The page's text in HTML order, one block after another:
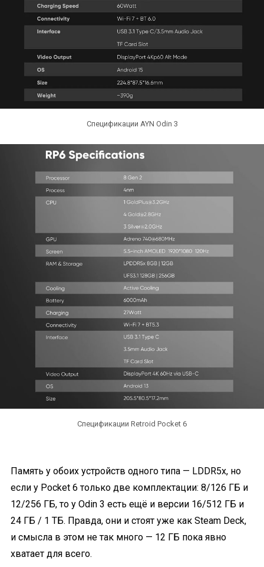
Спецификации AYN Odin 3
Спецификации Retroid Pocket 6
Память у обоих устройств одного типа — LDDR5x, но
если у Pocket 6 только две комплектации: 8/126 ГБ и
12/256 ГБ, то у Odin 3 есть ещё и версии 16/512 ГБ и
24 ГБ / 1 ТБ. Правда, они и стоят уже как Steam Deck,
и смысла в этом не так много — 12 ГБ пока явно
хватает для всего.